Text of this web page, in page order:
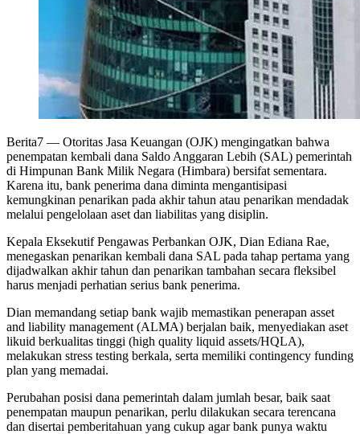
Berita7 — Otoritas Jasa Keuangan (OJK) mengingatkan bahwa
penempatan kembali dana Saldo Anggaran Lebih (SAL) pemerintah
di Himpunan Bank Milik Negara (Himbara) bersifat sementara.
Karena itu, bank penerima dana diminta mengantisipasi
kemungkinan penarikan pada akhir tahun atau penarikan mendadak
melalui pengelolaan aset dan liabilitas yang disiplin.
Kepala Eksekutif Pengawas Perbankan OJK, Dian Ediana Rae,
menegaskan penarikan kembali dana SAL pada tahap pertama yang
dijadwalkan akhir tahun dan penarikan tambahan secara fleksibel
harus menjadi perhatian serius bank penerima.
Dian memandang setiap bank wajib memastikan penerapan asset
and liability management (ALMA) berjalan baik, menyediakan aset
likuid berkualitas tinggi (high quality liquid assets/HQLA),
melakukan stress testing berkala, serta memiliki contingency funding
plan yang memadai.
Perubahan posisi dana pemerintah dalam jumlah besar, baik saat
penempatan maupun penarikan, perlu dilakukan secara terencana
dan disertai pemberitahuan yang cukup agar bank punya waktu